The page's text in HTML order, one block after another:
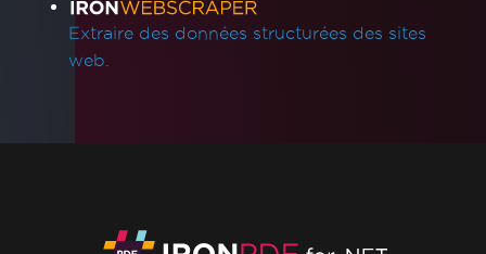
Extraire des données structurées des sites
web.